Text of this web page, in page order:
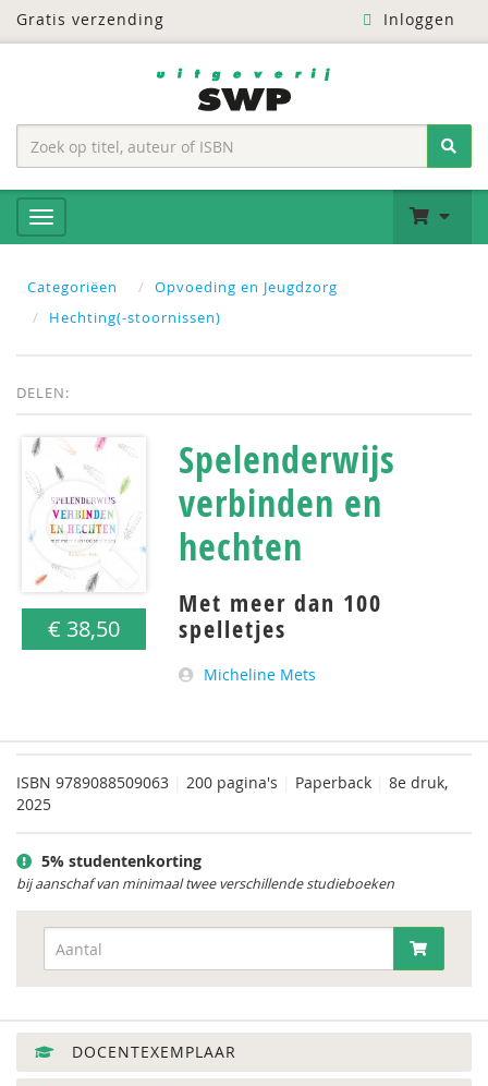
Gratis verzending Inloggen
Categoriëen
Opvoeding en Jeugdzorg
Hechting(-stoornissen)
DELEN:
€ 38,50
Spelenderwijs
verbinden en
hechten
Met meer dan 100
spelletjes
Micheline Mets
ISBN 9789088509063 200 pagina's Paperback
8e druk,
2025
5% studentenkorting
bij aanschaf van minimaal twee verschillende studieboeken
DOCENTEXEMPLAAR